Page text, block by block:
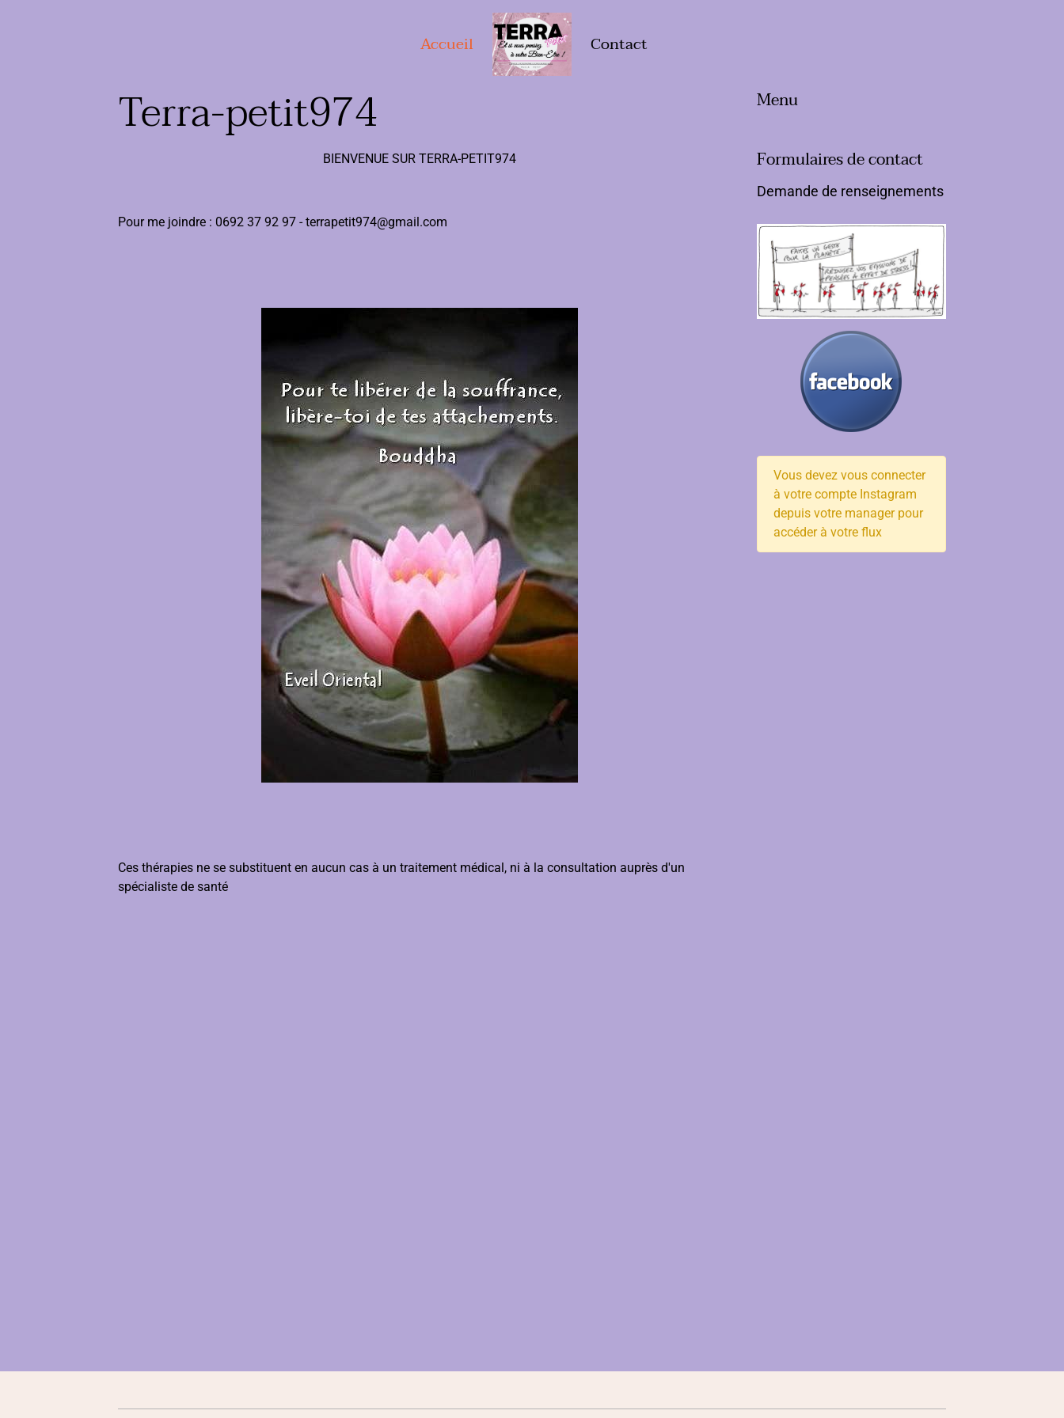
Accueil Contact
Terra-petit974
BIENVENUE SUR TERRA-PETIT974
Pour me joindre : 0692 37 92 97 - terrapetit974@gmail.com
Ces thérapies ne se substituent en aucun cas à un traitement médical, ni à la consultation auprès d'un
spécialiste de santé
Menu
Formulaires de contact
Demande de renseignements
Vous devez vous connecter
à votre compte Instagram
depuis votre manager pour
accéder à votre flux